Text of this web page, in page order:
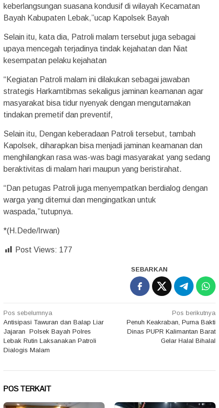
keberlangsungan suasana kondusif di wilayah Kecamatan
Bayah Kabupaten Lebak,”ucap Kapolsek Bayah
Selain itu, kata dia, Patroli malam tersebut juga sebagai
upaya mencegah terjadinya tindak kejahatan dan Niat
kesempatan pelaku kejahatan
“Kegiatan Patroli malam ini dilakukan sebagai jawaban
strategis Harkamtibmas sekaligus jaminan keamanan agar
masyarakat bisa tidur nyenyak dengan mengutamakan
tindakan premetif dan preventif,
Selain itu, Dengan keberadaan Patroli tersebut, tambah
Kapolsek, diharapkan bisa menjadi jaminan keamanan dan
menghilangkan rasa was-was bagi masyarakat yang sedang
beraktivitas di malam hari maupun yang beristirahat.
“Dan petugas Patroli juga menyempatkan berdialog dengan
warga yang ditemui dan mengingatkan untuk
waspada,”tutupnya.
*(H.Dede/Irwan)
Post Views: 177
SEBARKAN
Navigasi
pos
Pos sebelumnya
Antisipasi Tawuran dan Balap Liar
Jajaran Polsek Bayah Polres
Lebak Rutin Laksanakan Patroli
Dialogis Malam
Pos berikutnya
Penuh Keakraban, Purna Bakti
Dinas PUPR Kalimantan Barat
Gelar Halal Bihalal
POS TERKAIT